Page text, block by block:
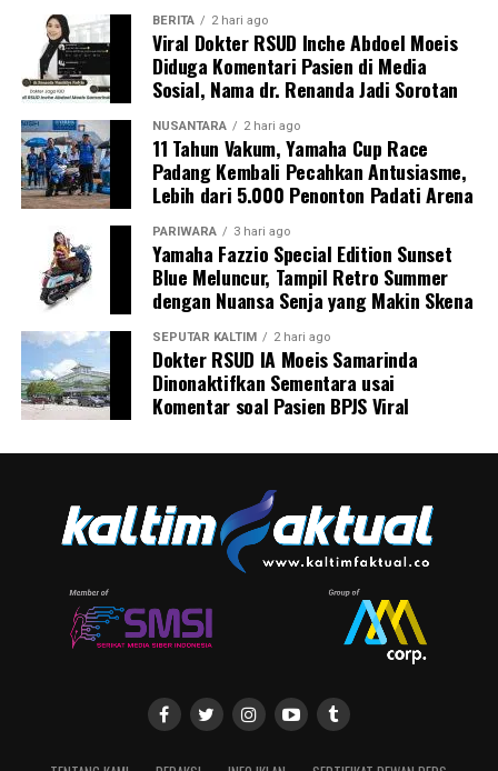
BERITA 2 hari ago
Viral Dokter RSUD Inche Abdoel Moeis
Diduga Komentari Pasien di Media
Sosial, Nama dr. Renanda Jadi Sorotan
NUSANTARA 2 hari ago
11 Tahun Vakum, Yamaha Cup Race
Padang Kembali Pecahkan Antusiasme,
Lebih dari 5.000 Penonton Padati Arena
PARIWARA 3 hari ago
Yamaha Fazzio Special Edition Sunset
Blue Meluncur, Tampil Retro Summer
dengan Nuansa Senja yang Makin Skena
SEPUTAR KALTIM 2 hari ago
Dokter RSUD IA Moeis Samarinda
Dinonaktifkan Sementara usai
Komentar soal Pasien BPJS Viral